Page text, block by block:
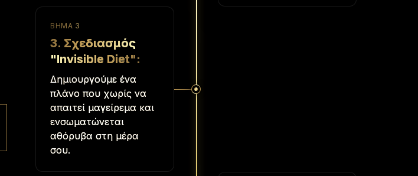
ΒΉΜΑ 3
3. Σχεδιασμός
"Invisible Diet":
Δημιουργούμε ένα
πλάνο που χωρίς να
απαιτεί μαγείρεμα και
ενσωματώνεται
αθόρυβα στη μέρα
σου.